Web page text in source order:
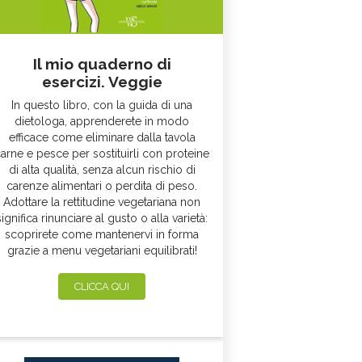
Il mio quaderno di
esercizi. Veggie
In questo libro, con la guida di una
dietologa, apprenderete in modo
efficace come eliminare dalla tavola
e pesce per sostituirli con proteine
di alta qualità, senza alcun rischio di
carenze alimentari o perdita di peso.
Adottare la rettitudine vegetariana non
rinunciare al gusto o alla varietà:
scoprirete come mantenervi in forma
grazie a menu vegetariani equilibrati!
CLICCA QUI